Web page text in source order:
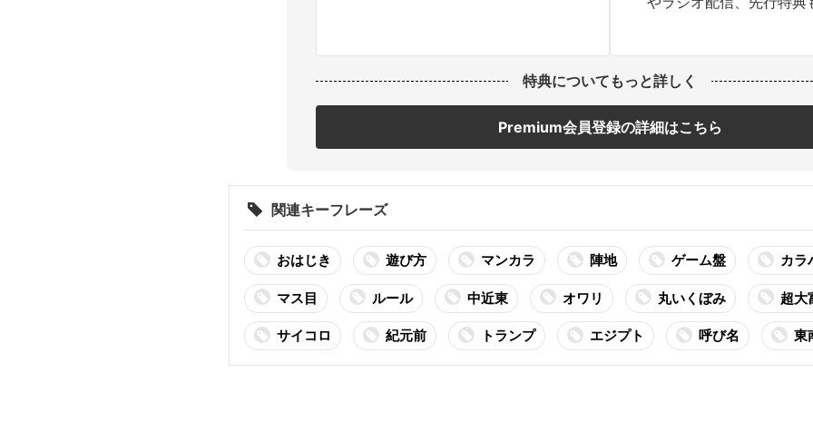
特典についてもっと詳しく
Premium会員登録の詳細はこちら
関連キーフレーズ
おはじき 遊び方 マンカラ 陣地 ゲーム盤 カラ
マス目 ルール 中近東 オワリ 丸いくぼみ 超大
サイコロ 紀元前 トランプ エジプト 呼び名 東